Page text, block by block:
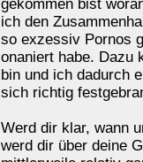
gekommen bist
ich den
so exzessiv Pornos
onaniert habe. Dazu
bin und ich dadurch
sich richtig
Werd dir klar, wann
werd dir über deine